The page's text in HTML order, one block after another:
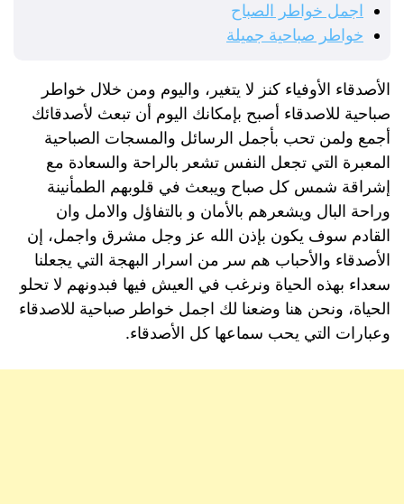
اجمل خواطر الصباح
خواطر صباحية جميلة
الأصدقاء الأوفياء كنز لا يتغير، واليوم ومن خلال خواطر
صباحية للاصدقاء أصبح بإمكانك اليوم أن تبعث لأصدقائك
أجمع ولمن تحب بأجمل الرسائل والمسجات الصباحية
المعبرة التي تجعل النفس تشعر بالراحة والسعادة مع
إشراقة شمس كل صباح ويبعث في قلوبهم الطمأنينة
وراحة البال ويشعرهم بالأمان و بالتفاؤل والامل وان
القادم سوف يكون بإذن الله عز وجل مشرق واجمل، إن
الأصدقاء والأحباب هم سر من اسرار البهجة التي يجعلنا
سعداء بهذه الحياة ونرغب في العيش فيها فبدونهم لا تحلو
الحياة، ونحن هنا وضعنا لك اجمل خواطر صباحية للاصدقاء
وعبارات التي يحب سماعها كل الأصدقاء.